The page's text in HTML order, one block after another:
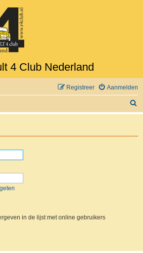
4 Club Nederland
Aanmelden
Registreer
o
in de lijst met online gebruikers